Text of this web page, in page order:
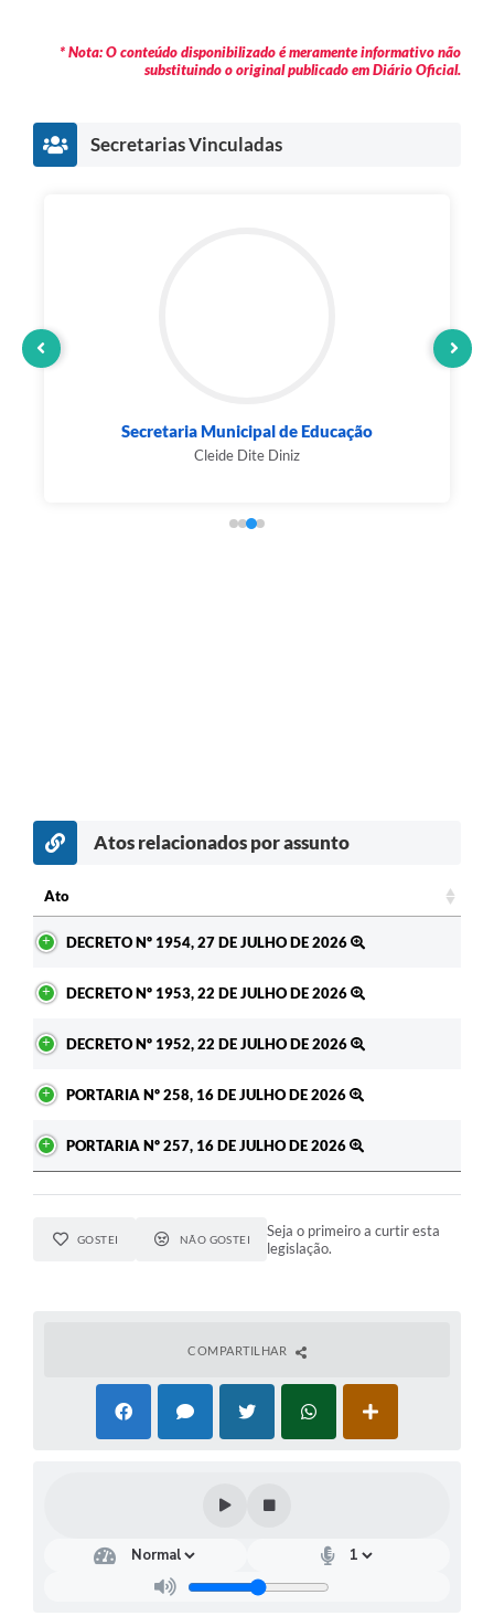
* Nota: O conteúdo disponibilizado é meramente informativo não
substituindo o original publicado em Diário Oficial.
Secretarias Vinculadas
GABINETE DO PREFEITO
MOISES FERREIRA DE JESUS
Atos relacionados por assunto
Ato
DECRETO Nº 1954, 27 DE JULHO DE 2026
DECRETO Nº 1953, 22 DE JULHO DE 2026
DECRETO Nº 1952, 22 DE JULHO DE 2026
PORTARIA Nº 258, 16 DE JULHO DE 2026
PORTARIA Nº 257, 16 DE JULHO DE 2026
GOSTEI NÃO GOSTEI
Seja o primeiro a curtir esta
legislação.
COMPARTILHAR